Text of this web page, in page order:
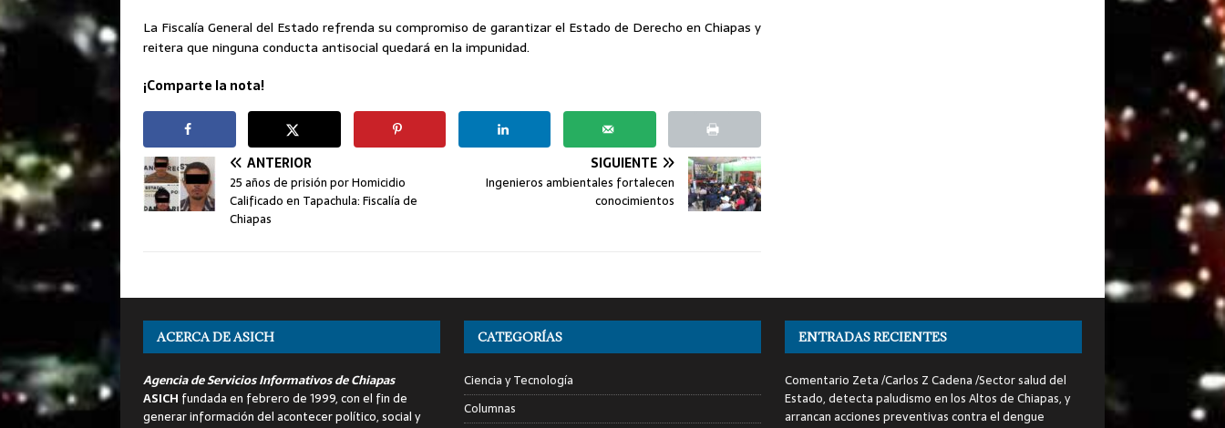
La Fiscalía General del Estado refrenda su compromiso de garantizar el Estado de Derecho en Chiapas y
reitera que ninguna conducta antisocial quedará en la impunidad.
¡Comparte la nota!
ANTERIOR
25 años de prisión por Homicidio
Calificado en Tapachula: Fiscalía de
Chiapas
SIGUIENTE
Ingenieros ambientales fortalecen
conocimientos
ACERCA DE ASICH
Agencia de Servicios Informativos de Chiapas
ASICH fundada en febrero de 1999, con el fin de
generar información del acontecer político, social y
CATEGORÍAS
Ciencia y Tecnología
Columnas
ENTRADAS RECIENTES
Comentario Zeta /Carlos Z Cadena /Sector salud del
Estado, detecta paludismo en los Altos de Chiapas, y
arrancan acciones preventivas contra el dengue